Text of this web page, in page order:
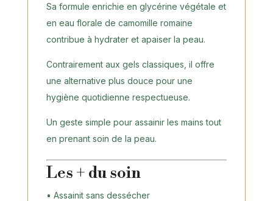
Sa formule enrichie en glycérine végétale et
en eau florale de camomille romaine
contribue à hydrater et apaiser la peau.
Contrairement aux gels classiques, il offre
une alternative plus douce pour une
hygiène quotidienne respectueuse.
Un geste simple pour assainir les mains tout
en prenant soin de la peau.
Les + du soin
• Assainit sans dessécher